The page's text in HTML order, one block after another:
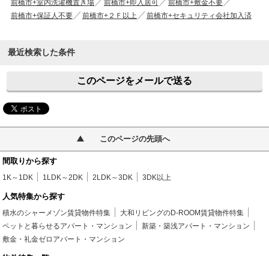
前橋市+室内洗濯機置き場
前橋市+即入居可
前橋市+敷金不要
前橋市+保証人不要
前橋市+２Ｆ以上 前橋市+セキュリティ会社加入済
最近検索した条件
このページをメールで送る
このページの先頭へ
間取りから探す
1K～1DK 1LDK～2DK 2LDK～3DK 3DK以上
人気特集から探す
積水のシャーメゾン賃貸物件特集
大和リビングのD-ROOM賃貸物件特集
ペットと暮らせるアパート・マンション
新築・築浅アパート・マンション
敷金・礼金ゼロアパート・マンション